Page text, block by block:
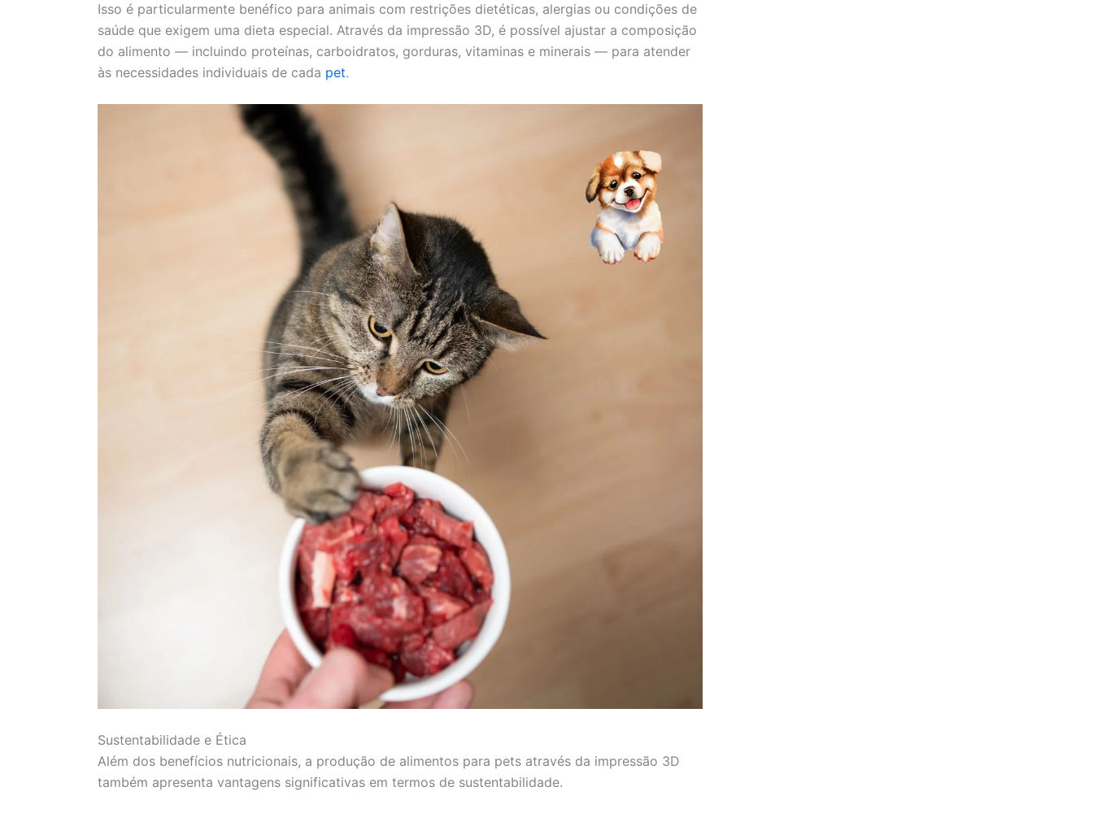
Isso é particularmente benéfico para animais com restrições dietéticas, alergias ou condições de
saúde que exigem uma dieta especial. Através da impressão 3D, é possível ajustar a composição
do alimento — incluindo proteínas, carboidratos, gorduras, vitaminas e minerais — para atender
às necessidades individuais de cada pet.
Sustentabilidade e Ética
Além dos benefícios nutricionais, a produção de alimentos para pets através da impressão 3D
também apresenta vantagens significativas em termos de sustentabilidade.